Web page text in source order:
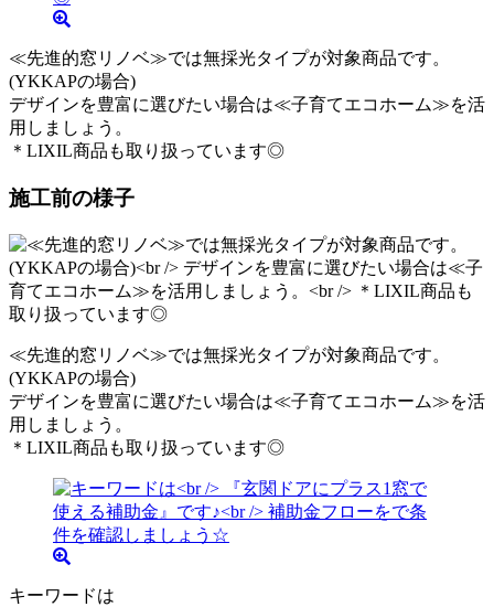
≪先進的窓リノベ≫では無採光タイプが対象商品です。
(YKKAPの場合)
デザインを豊富に選びたい場合は≪子育てエコホーム≫を活
用しましょう。
＊LIXIL商品も取り扱っています◎
施工前の様子
≪先進的窓リノベ≫では無採光タイプが対象商品です。
(YKKAPの場合)
デザインを豊富に選びたい場合は≪子育てエコホーム≫を活
用しましょう。
＊LIXIL商品も取り扱っています◎
キーワードは